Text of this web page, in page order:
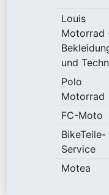
Louis
Motorrad
und
Polo
Motorrad
FC-Moto
BikeTeile-
Service
Motea